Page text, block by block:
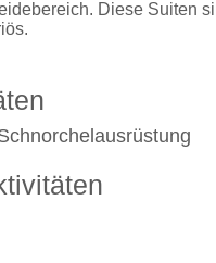
Diese Suiten